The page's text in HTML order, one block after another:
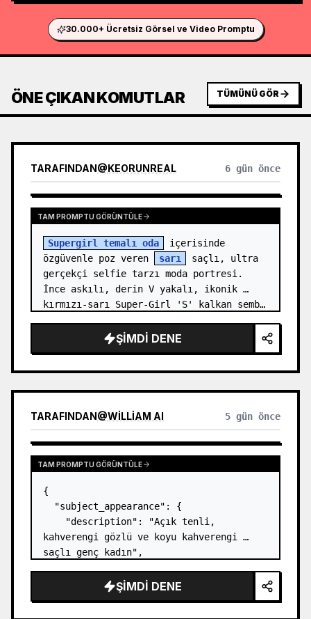
30.000+ Ücretsiz Görsel ve Video Promptu
ÖNE ÇIKAN KOMUTLAR TÜMÜNÜ GÖR
TARAFINDAN@KEORUNREAL 6 gün önce
TAM PROMPTU GÖRÜNTÜLE
Supergirl temalı oda
içerisinde
özgüvenle poz veren
sarı
saçlı, ultra
gerçekçi selfie tarzı moda portresi.
İnce askılı, derin V yakalı, ikonik
kırmızı-sarı Super-Girl 'S' kalkan semb…
ŞIMDI DENE
TARAFINDAN@WILLIAM AI 5 gün önce
TAM PROMPTU GÖRÜNTÜLE
{
  "subject_appearance": {
    "description": "Açık tenli,
kahverengi gözlü ve koyu kahverengi
saçlı genç kadın",
tutamlar bırakılmış, yüksek ve dokulu
bir topuz",
ŞIMDI DENE